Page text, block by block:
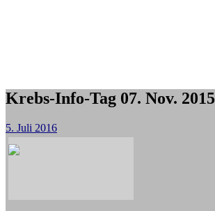
Krebs-Info-Tag 07. Nov. 2015
5. Juli 2016